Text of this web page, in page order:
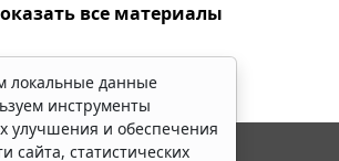
все материалы
локальные данные
инструменты
улучшения и обеспечения
сайта, статистических